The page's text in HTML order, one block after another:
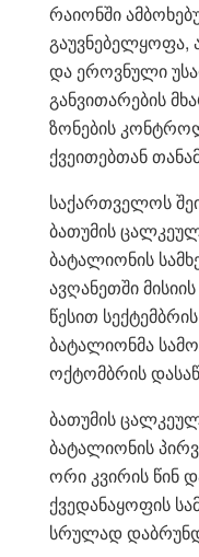
რაიონში
და ეროვნული
განვითარების
ზონების
ქვეითებთან
საქართველოს
ბათუმის
ბატალიონის
ავღანეთში
წესით
ბატალიონმა
ოქტომბრის
ბათუმის
ბატალიონის
ორი კვირის წინ
ქვედანაყოფის
სრულად